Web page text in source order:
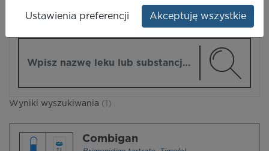
Wyniki wyszukiwania (1)
Combigan
Ustawienia preferencji Akceptuję wszystkie